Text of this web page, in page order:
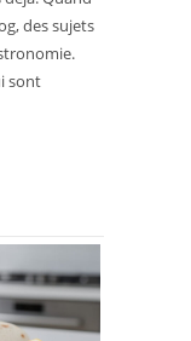
des sujets
sont